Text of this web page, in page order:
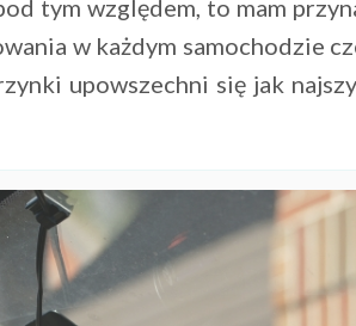
tym względem, to mam
w każdym samochodzie
upowszechni się jak